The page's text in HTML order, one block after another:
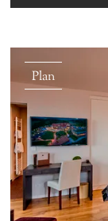
Plan